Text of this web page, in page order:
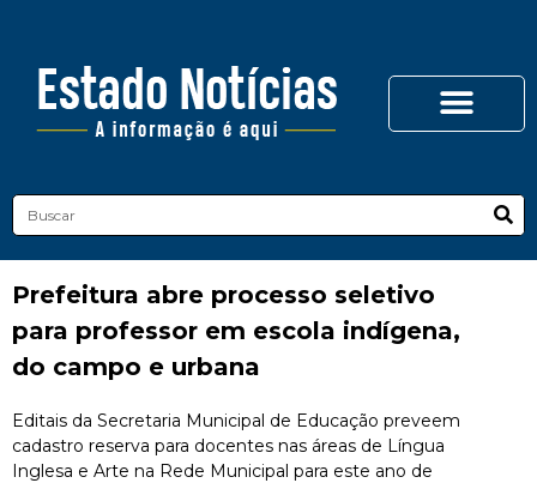
Prefeitura abre processo seletivo
para professor em escola indígena,
do campo e urbana
Editais da Secretaria Municipal de Educação preveem
cadastro reserva para docentes nas áreas de Língua
Inglesa e Arte na Rede Municipal para este ano de